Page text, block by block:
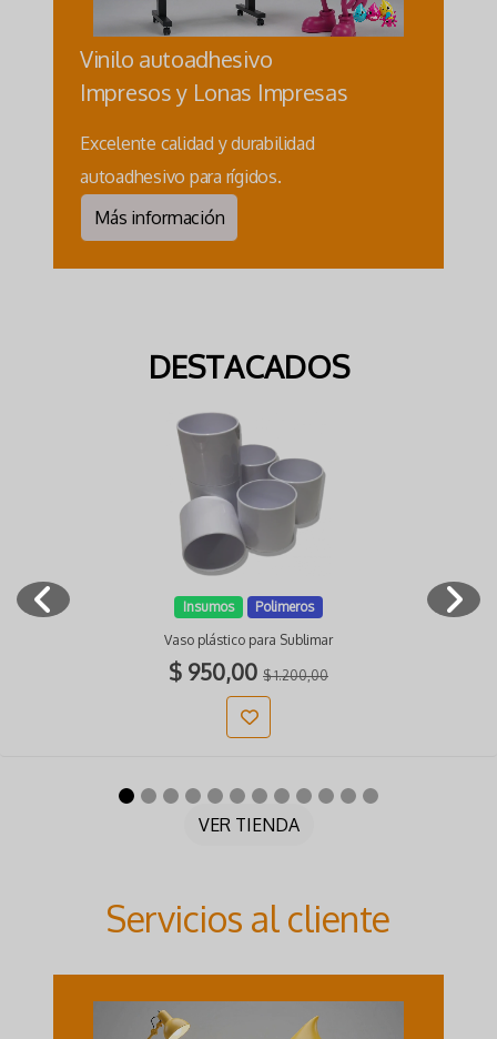
Vinilo autoadhesivo
Impresos y Lonas Impresas
Excelente calidad y durabilidad
autoadhesivo para rígidos.
Más información
DESTACADOS
Insumos
Polimeros
Vaso plástico para Sublimar
$ 950,00 $ 1.200,00
VER TIENDA
Servicios al cliente